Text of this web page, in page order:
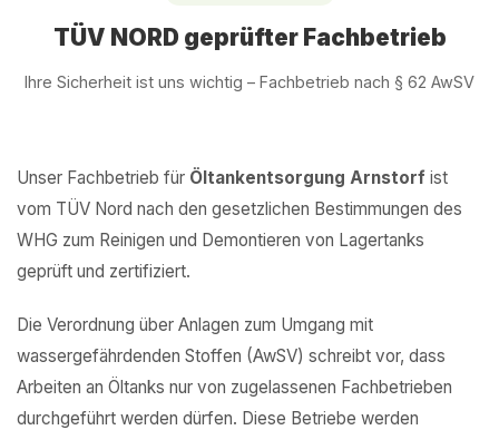
TÜV NORD geprüfter Fachbetrieb
Ihre Sicherheit ist uns wichtig – Fachbetrieb nach § 62 AwSV
Unser Fachbetrieb für Öltankentsorgung Arnstorf ist
vom TÜV Nord nach den gesetzlichen Bestimmungen des
WHG zum Reinigen und Demontieren von Lagertanks
geprüft und zertifiziert.
Die Verordnung über Anlagen zum Umgang mit
wassergefährdenden Stoffen (AwSV) schreibt vor, dass
Arbeiten an Öltanks nur von zugelassenen Fachbetrieben
durchgeführt werden dürfen. Diese Betriebe werden